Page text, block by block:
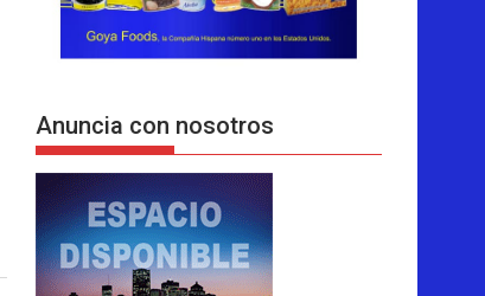
Anuncia con nosotros